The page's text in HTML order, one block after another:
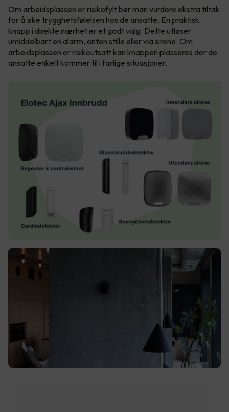
Om arbeidsplassen er risikofylt bør man vurdere ekstra tiltak
for å øke trygghetsfølelsen hos de ansatte. En praktisk
knapp i direkte nærhet er et godt valg. Dette utløser
umiddelbart en alarm, enten stille eller via sirene. Om
arbeidsplassen er risikoutsatt kan knappen plasseres der de
ansatte enkelt kommer til i farlige situasjoner.